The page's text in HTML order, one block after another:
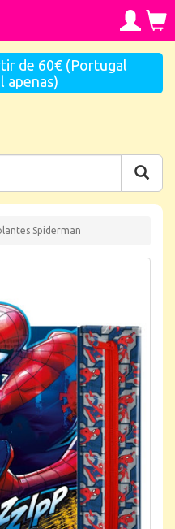
de 60€ (Portugal
apenas)
Spiderman